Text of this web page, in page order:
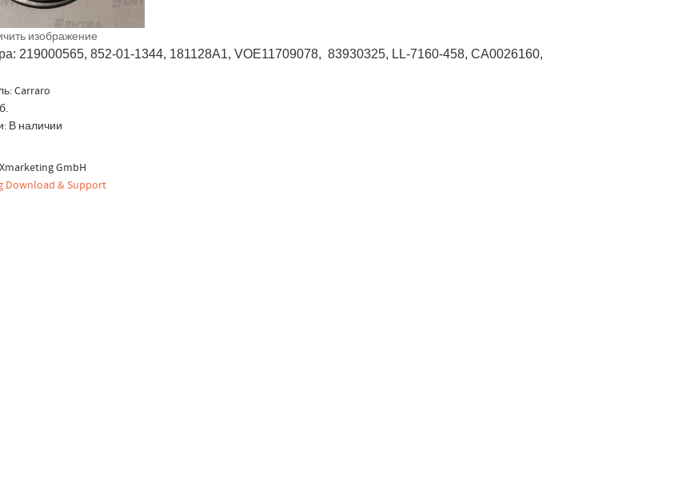
изображение
219000565, 852-01-1344, 181128A1, VOE11709078, 83930325, LL-7160-458, CA0026160,
Carraro
В наличии
GmbH
Download & Support